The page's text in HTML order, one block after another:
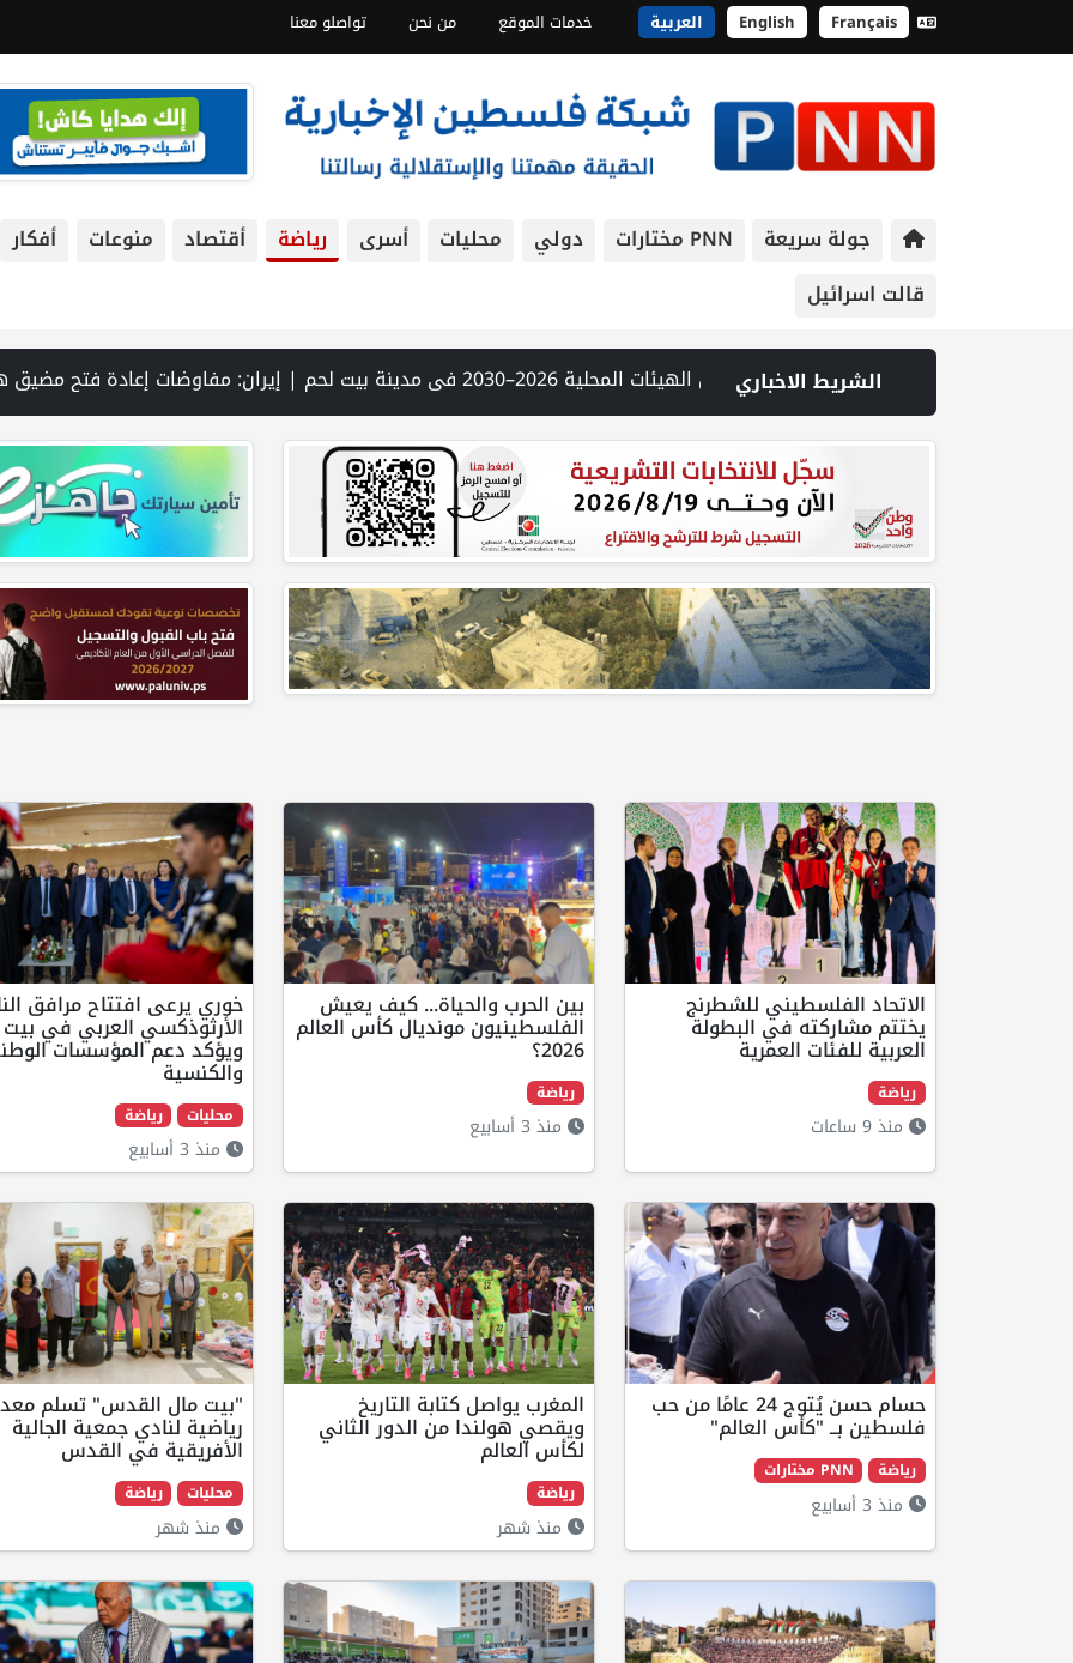
English Français العربية خدمات الموقع من نحن تواصلو معنا
جولة سريعة PNN مختارات دولي محليات أسرى رياضة أقتصاد منوعات
أفكار
قالت اسرائيل
الشريط الاخباري
| مديرية اقتصاد بيت لحم وغرفة التجارة وبلدية الخضر ينظمون جولة باسواق الخضر لمرابة التزام التجار بشروط السلامة | الهيئة العامة للمدن الصناعية تنظم جولة في مدينة أريحا الصناعية الزراعية لتعزيز الاستثمارات | المحكمة العليا تجمد تحويل أموال للحريديين والمستوطنات صودق عليها بالكنيست | مصادر عبرية: مقتل جنديين وإصابة 7 آخرين بانفجار عبوة استهدفت قوة للاحتلال في جنوب لبنان | محافظ جنين يطلع ممثل الاتحاد الأوروبي على تصاعد انتهاكات الاحتلال والتوسع الاستعماري | الاحتلال يواصل اقتحام مخيم قلنديا ويعتدي على الصحفيين ويغلق عدة مداخل بالسواتر الترابية | الهجوم على بلدة تل: تحقيق الجيش الإسرائيلي يلمح إلى مقتل الجندي بنيران جنود أو مستوطنين | انطلاق اجتماع وزاري في عمان لبلورة موقف مشترك بشأن القدس | الطبيب الأسير حسام أبو صفية يتعرض لأعنف تعذيب إسرائيلي ومصاب بكسور في الصدر | يسرائيل هيوم: توقيع اتفاقية قانونية بشأن تحديد العلاقات بين الجيش الإسرائيلي وقوة الاستقرار الدولية | الأمم المتحدة: عودة أكثر من 800 ألف نازح لبناني إلى مناطق سكنهم
الاتحاد الفلسطيني للشطرنج
يختتم مشاركته في البطولة
العربية للفئات العمرية
رياضة
منذ 9 ساعات
بين الحرب والحياة... كيف يعيش
الفلسطينيون مونديال كأس العالم
2026؟
رياضة
منذ 3 أسابيع
خوري يرعى افتتاح مرافق
الأرثوذكسي العربي في بيت
ويؤكد دعم المؤسسات
والكنسية
محليات رياضة
منذ 3 أسابيع
حسام حسن يُتوج 24 عامًا من حب
فلسطين بــ "كأس العالم"
رياضة PNN مختارات
منذ 3 أسابيع
المغرب يواصل كتابة التاريخ
ويقصي هولندا من الدور الثاني
لكأس العالم
رياضة
منذ شهر
"بيت مال القدس" تسلم
رياضية لنادي جمعية الجالية
الأفريقية في القدس
محليات رياضة
منذ شهر